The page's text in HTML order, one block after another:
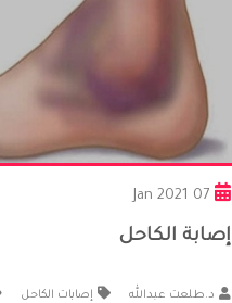
إصابة الكاحل
د.طلعت عبدالله إصابات الكاحل